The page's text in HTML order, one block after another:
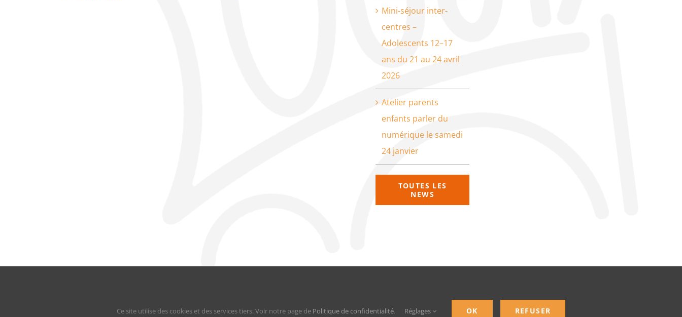
Mini-séjour inter-
centres –
Adolescents 12–17
ans du 21 au 24 avril
2026
Atelier parents
enfants parler du
numérique le samedi
24 janvier
TOUTES LES
NEWS
Ce site utilise des cookies et des services tiers. Voir notre page de Politique de confidentialité. Réglages OK REFUSER